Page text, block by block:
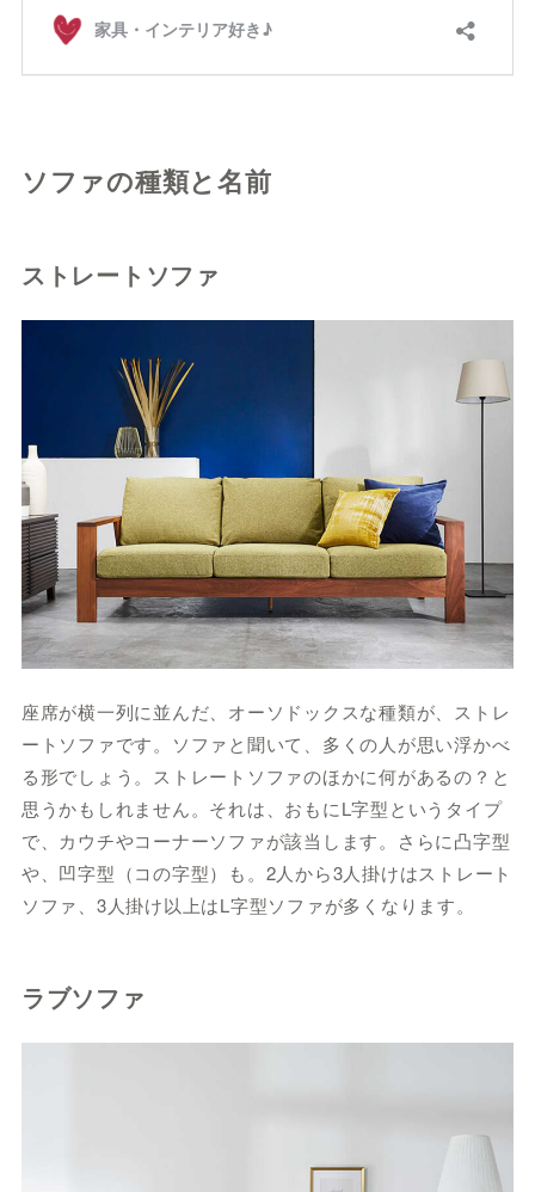
ソファの種類と名前
ストレートソファ
座席が横一列に並んだ、オーソドックスな種類が、ストレ
ートソファです。ソファと聞いて、多くの人が思い浮かべ
る形でしょう。ストレートソファのほかに何があるの？と
思うかもしれません。それは、おもにL字型というタイプ
で、カウチやコーナーソファが該当します。さらに凸字型
や、凹字型（コの字型）も。2人から3人掛けはストレート
ソファ、3人掛け以上はL字型ソファが多くなります。
ラブソファ